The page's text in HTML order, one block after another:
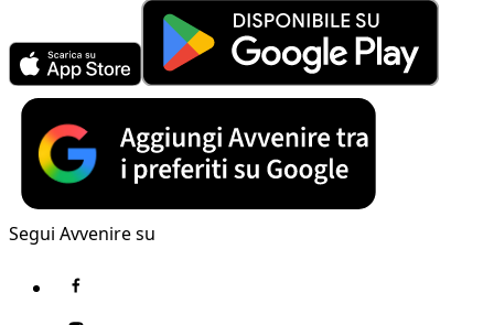
Segui Avvenire su